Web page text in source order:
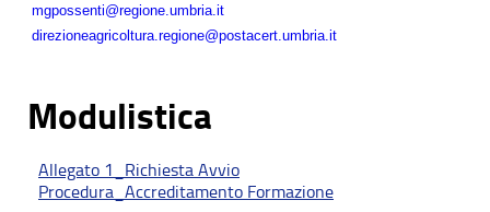
mgpossenti@regione.umbria.it
direzioneagricoltura.regione@postacert.umbria.it
Modulistica
Allegato 1_Richiesta Avvio
Procedura_Accreditamento Formazione